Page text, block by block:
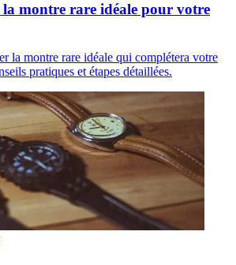
montre rare idéale pour votre
la montre rare idéale qui complétera votre
pratiques et étapes détaillées.